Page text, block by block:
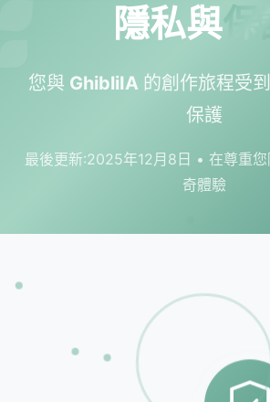
隱私與保
您與 GhibliIA 的創作旅程受
保護
最後更新:2025年12月8日 • 在尊重
奇體驗